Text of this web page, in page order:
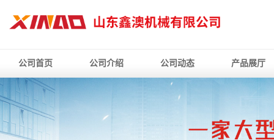
公司首页 公司介绍 公司动态 产品展厅